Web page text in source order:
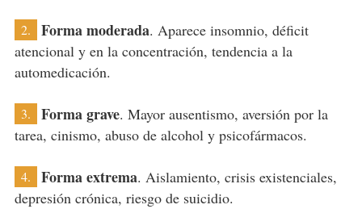
2. Forma moderada. Aparece insomnio, déficit
atencional y en la concentración, tendencia a la
automedicación.
3. Forma grave. Mayor ausentismo, aversión por la
tarea, cinismo, abuso de alcohol y psicofármacos.
4. Forma extrema. Aislamiento, crisis existenciales,
depresión crónica, riesgo de suicidio.